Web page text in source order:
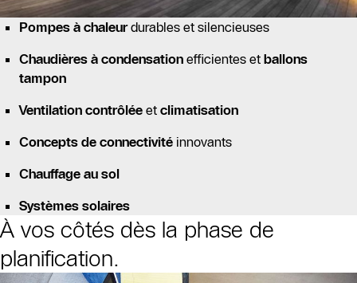
Pompes à chaleurdurables et silencieuses
Chaudières à condensation efficientes et ballons
tampon
Ventilation contrôlée et climatisation
Concepts de connectivité innovants
Chauffage au sol
Systèmes solaires
À vos côtés dès la phase de
planification.